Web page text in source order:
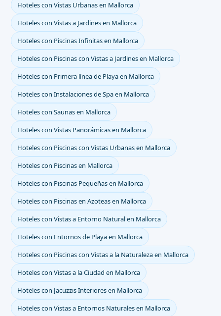
Hoteles con Vistas Urbanas en Mallorca
Hoteles con Vistas a Jardines en Mallorca
Hoteles con Piscinas Infinitas en Mallorca
Hoteles con Piscinas con Vistas a Jardines en Mallorca
Hoteles con Primera línea de Playa en Mallorca
Hoteles con Instalaciones de Spa en Mallorca
Hoteles con Saunas en Mallorca
Hoteles con Vistas Panorámicas en Mallorca
Hoteles con Piscinas con Vistas Urbanas en Mallorca
Hoteles con Piscinas en Mallorca
Hoteles con Piscinas Pequeñas en Mallorca
Hoteles con Piscinas en Azoteas en Mallorca
Hoteles con Vistas a Entorno Natural en Mallorca
Hoteles con Entornos de Playa en Mallorca
Hoteles con Piscinas con Vistas a la Naturaleza en Mallorca
Hoteles con Vistas a la Ciudad en Mallorca
Hoteles con Jacuzzis Interiores en Mallorca
Hoteles con Vistas a Entornos Naturales en Mallorca